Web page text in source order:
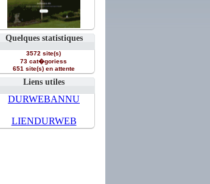
Quelques statistiques
3572 site(s)
73 cat�goriess
651 site(s) en attente
Liens utiles
DURWEBANNU
LIENDURWEB